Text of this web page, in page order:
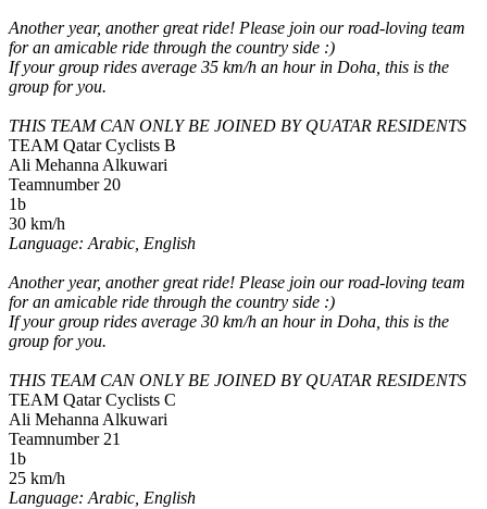
Another year, another great ride! Please join our road-loving team
for an amicable ride through the country side :)
If your group rides average 35 km/h an hour in Doha, this is the
group for you.
THIS TEAM CAN ONLY BE JOINED BY QUATAR RESIDENTS
TEAM Qatar Cyclists B
Ali Mehanna Alkuwari
Teamnumber 20
1b
30 km/h
Language: Arabic, English
Another year, another great ride! Please join our road-loving team
for an amicable ride through the country side :)
If your group rides average 30 km/h an hour in Doha, this is the
group for you.
THIS TEAM CAN ONLY BE JOINED BY QUATAR RESIDENTS
TEAM Qatar Cyclists C
Ali Mehanna Alkuwari
Teamnumber 21
1b
25 km/h
Language: Arabic, English